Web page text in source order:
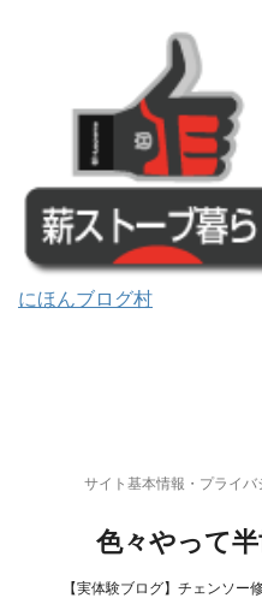
にほんブログ村
サイト基本情報・プライバ
色々やって半
【実体験ブログ】チェンソー